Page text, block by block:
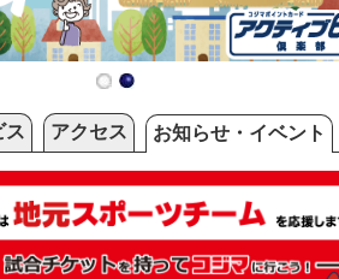
ス アクセス お知らせ・イベント